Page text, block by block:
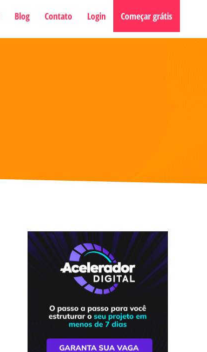
Blog Contato Login Começar grátis